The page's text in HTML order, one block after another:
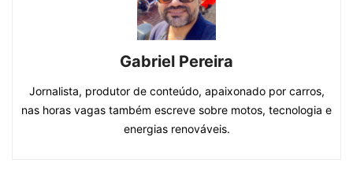
Gabriel Pereira
Jornalista, produtor de conteúdo, apaixonado por carros,
nas horas vagas também escreve sobre motos, tecnologia e
energias renováveis.